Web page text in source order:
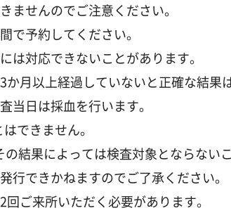
ませんのでご注意ください。
で予約してください。
は対応できないことがあります。
月以上経過していないと正確な結果
当日は採血を行います。
できません。
結果によっては検査対象とならない
行できかねますのでご了承ください。
ご来所いただく必要があります。